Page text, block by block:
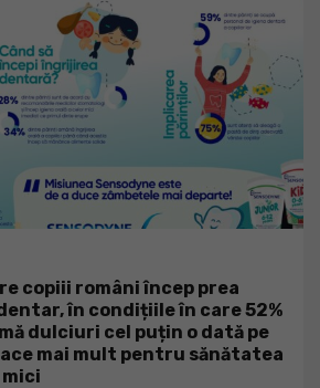
copiii români încep prea
în condițiile în care 52%
dulciuri cel puțin o dată pe
mai mult pentru sănătatea